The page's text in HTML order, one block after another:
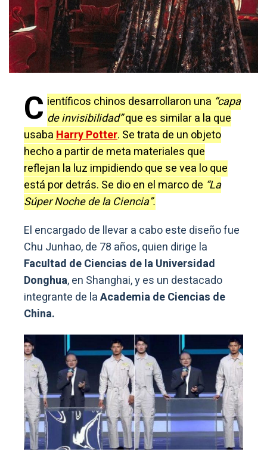
C ientíficos chinos desarrollaron una “capa
de invisibilidad”que es similar a la que
usabaHarry Potter. Se trata de un objeto
hecho a partir de meta materiales que
reflejan la luz impidiendo que se vea lo que
está por detrás. Se dio en el marco de “La
Súper Noche de la Ciencia”.
El encargado de llevar a cabo este diseño fue
Chu Junhao, de 78 años, quien dirige la
Facultad de Ciencias de la Universidad
Donghua, en Shanghai, y es un destacado
integrante de laAcademia de Ciencias de
China.